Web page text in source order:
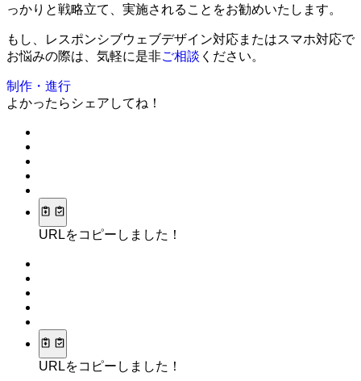
っかりと戦略立て、実施されることをお勧めいたします。
もし、レスポンシブウェブデザイン対応またはスマホ対応で
お悩みの際は、気軽に是非ご相談 ください。
制作・進行
よかったらシェアしてね！
URLをコピーしました！
URLをコピーしました！